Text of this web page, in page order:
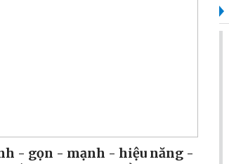
- gọn - mạnh - hiệu năng -